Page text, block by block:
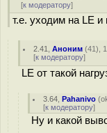
[к модератору]
т.е. уходим на LE
2.41 ,Аноним (41),
[к модератору]
LE от такой
3.64 ,Pahanivo (
[к модератору]
Ну и какой